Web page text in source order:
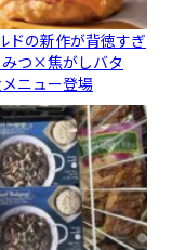
ドの新作が背徳すぎ
つ×焦がしバタ
ニュー登場